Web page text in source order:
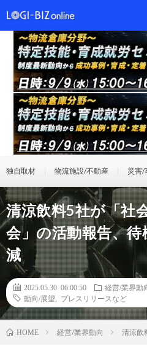
独自取材 物流施設/不動産 災害/
清涼飲料5社が「社
会」の活動報告、
減
2025.05.30 06:00:50
経営/業界動
動向/展望
プレスリリースなど
HOME 経営/業界動向 清涼飲